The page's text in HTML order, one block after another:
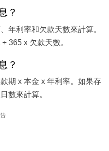
？
年利率和欠款天數來計算。
365 x 欠款天數。
？
期 x 本金 x 年利率。如果存
數來計算。